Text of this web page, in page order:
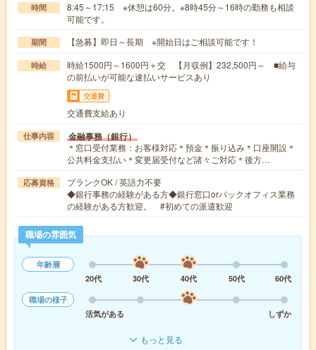
時間
8:45～17:15 ※休憩は60分。※8時45分～16時の勤務も相談
可能です。
期間 【急募】即日～長期 ※開始日はご相談可能です！
時給
時給1500円～1600円＋交 【月収例】232,500円～ ■給与
の前払いが可能な速払いサービスあり
交通費
交通費支給あり
仕事内容 金融事務（銀行）
＊窓口受付業務：お客様対応＊預金＊振り込み＊口座開設＊
公共料金支払い＊変更届受付など諸々ご対応＊後方…
応募資格
ブランクOK / 英語力不要
◆銀行事務の経験がある方◆銀行窓口orバックオフィス業務
の経験がある方歓迎。 #初めての派遣歓迎
職場の雰囲気
年齢層
20代
30代 40代 50代
60代
職場の様子
活気がある
しずか
もっと見る